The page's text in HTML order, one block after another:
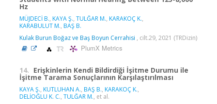
Hz
MÜJDECİ B., KAYA Ş., TULĞAR M., KARAKOÇ K.,
KARABULUT M., BAŞ B.
Kulak Burun Boğaz ve Baş Boyun Cerrahisi , cilt.29, 2021 (TRDizin)
PlumX Metrics
14. Erişkinlerin Kendi Bildirdiği İşitme Durumu ile
İşitme Tarama Sonuçlarının Karşılaştırılması
KAYA Ş., KUTLUHAN A., BAŞ B., KARAKOÇ K.,
DELİOĞLU K. C., TULĞAR M., et al.